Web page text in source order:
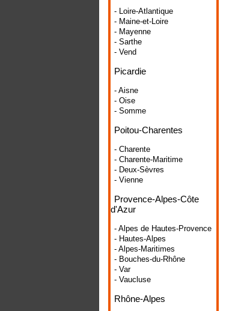
- Loire-Atlantique
- Maine-et-Loire
- Mayenne
- Sarthe
- Vend
Picardie
- Aisne
- Oise
- Somme
Poitou-Charentes
- Charente
- Charente-Maritime
- Deux-Sèvres
- Vienne
Provence-Alpes-Côte
d'Azur
- Alpes de Hautes-Provence
- Hautes-Alpes
- Alpes-Maritimes
- Bouches-du-Rhône
- Var
- Vaucluse
Rhône-Alpes